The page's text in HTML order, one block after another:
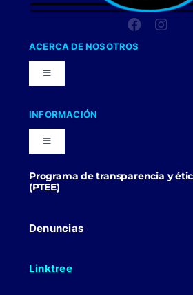
ACERCA DE NOSOTROS
Toggle
Navigation
Nuestra Compañia
Trabaja con nosotros
INFORMACIÓN
Toggle
Navigation
Blog
Politicas Comerciales
Programa de transparencia y
(PTEE)
Denuncias
Linktree